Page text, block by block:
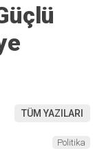
TÜM YAZILARI
Politika